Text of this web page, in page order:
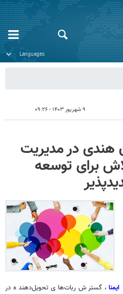
۹ شهریور ۱۴۰۳ - ۰۹:۲۶
هندی در مدیریت
برای توسعه
، گسترش ربات‌های تحویل‌دهنده در